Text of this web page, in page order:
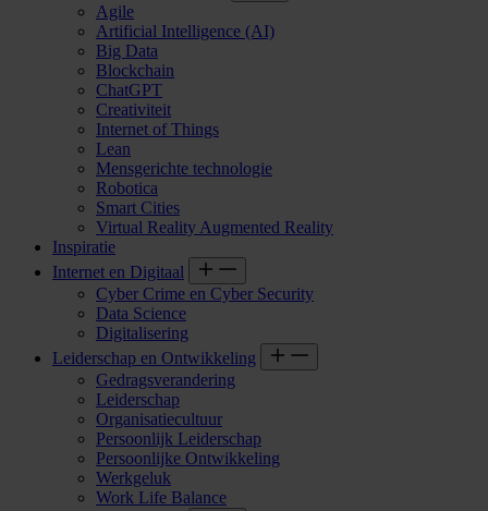
Agile
Artificial Intelligence (AI)
Big Data
Blockchain
ChatGPT
Creativiteit
Internet of Things
Lean
Mensgerichte technologie
Robotica
Smart Cities
Virtual Reality Augmented Reality
Inspiratie
Internet en Digitaal
Cyber Crime en Cyber Security
Data Science
Digitalisering
Leiderschap en Ontwikkeling
Gedragsverandering
Leiderschap
Organisatiecultuur
Persoonlijk Leiderschap
Persoonlijke Ontwikkeling
Werkgeluk
Work Life Balance